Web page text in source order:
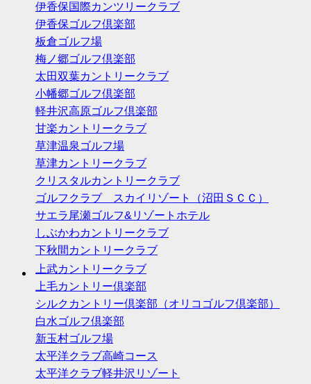
伊香保国際カンツリークラブ
伊香保ゴルフ倶楽部
板倉ゴルフ場
梅ノ郷ゴルフ倶楽部
太田双葉カントリークラブ
小幡郷ゴルフ倶楽部
軽井沢高原ゴルフ倶楽部
甘楽カントリークラブ
草津温泉ゴルフ場
草津カントリークラブ
クリスタルカントリークラブ
ゴルフクラブ スカイリゾート（沼田ＳＣＣ）
サエラ尾瀬ゴルフ&リゾートホテル
しぶかわカントリークラブ
下秋間カントリークラブ
上武カントリークラブ
上毛カントリー倶楽部
シルクカントリー倶楽部（オリコゴルフ倶楽部）
白水ゴルフ倶楽部
新玉村ゴルフ場
太平洋クラブ高崎コース
太平洋クラブ軽井沢リゾート